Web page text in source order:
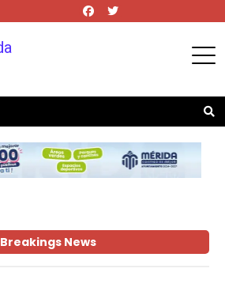
Breakings News